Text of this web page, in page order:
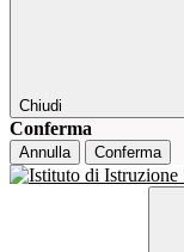
Chiudi
Conferma
Annulla Conferma